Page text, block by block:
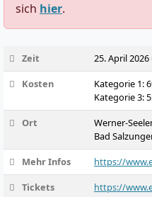
sich hier.
Zeit
25. April
Kosten
Kategorie 1:
Kategorie 3:
Ort
Werner-
Bad
Mehr Infos
https://
Tickets
https://